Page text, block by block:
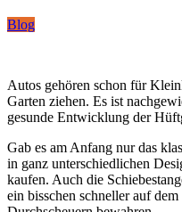
Blog
Autos gehören schon für
Garten ziehen. Es ist
gesunde Entwicklung der
Gab es am Anfang nur das
in ganz unterschiedlichen
kaufen. Auch die
ein bisschen schneller auf